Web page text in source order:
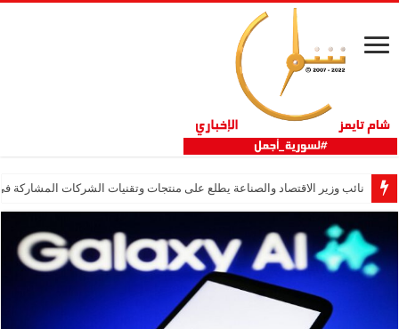
نائب وزير الاقتصاد والصناعة يطلع على منتجات وتقنيات الشركات المشاركة في